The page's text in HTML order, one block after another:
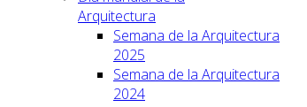
Arquitectura
Semana de la Arquitectura
2025
Semana de la Arquitectura
2024